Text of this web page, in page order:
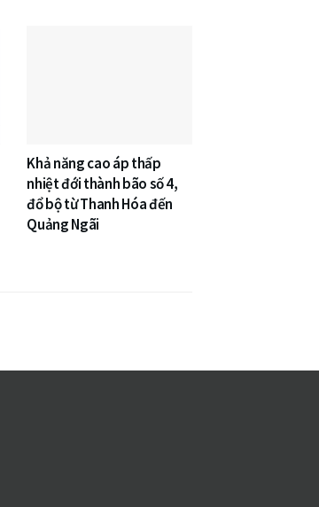
Khả năng cao áp thấp
nhiệt đới thành bão số 4,
đổ bộ từ Thanh Hóa đến
Quảng Ngãi